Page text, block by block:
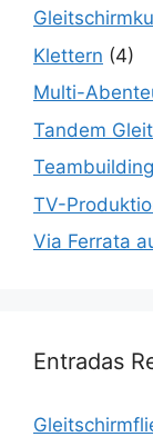
Klettern (4)
Multi-
Tandem
TV-
Via Ferrata
Entradas